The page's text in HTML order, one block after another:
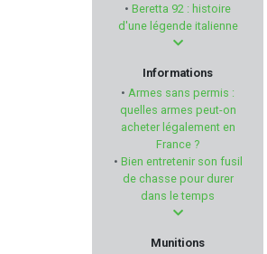
ATS AMMUNITION
Num'Axes
LEUPOLD
MORINI
• Beretta 92 : histoire
d'une légende italienne
Informations
• Armes sans permis :
quelles armes peut-on
acheter légalement en
France ?
• Bien entretenir son fusil
de chasse pour durer
dans le temps
Munitions